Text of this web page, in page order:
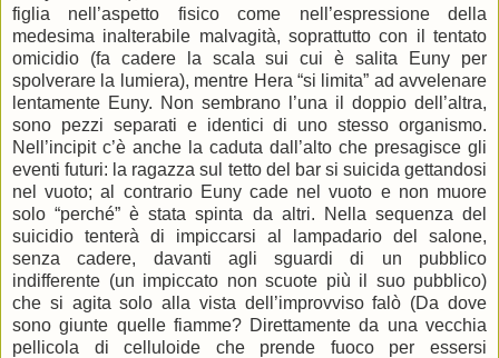
figlia nell’aspetto fisico come nell’espressione della
medesima inalterabile malvagità, soprattutto con il tentato
omicidio (fa cadere la scala sui cui è salita Euny per
spolverare la lumiera), mentre Hera “si limita” ad avvelenare
lentamente Euny. Non sembrano l’una il doppio dell’altra,
sono pezzi separati e identici di uno stesso organismo.
Nell’incipit c’è anche la caduta dall’alto che presagisce gli
eventi futuri: la ragazza sul tetto del bar si suicida gettandosi
nel vuoto; al contrario Euny cade nel vuoto e non muore
solo “perché” è stata spinta da altri. Nella sequenza del
suicidio tenterà di impiccarsi al lampadario del salone,
senza cadere, davanti agli sguardi di un pubblico
indifferente (un impiccato non scuote più il suo pubblico)
che si agita solo alla vista dell’improvviso falò (Da dove
sono giunte quelle fiamme? Direttamente da una vecchia
pellicola di celluloide che prende fuoco per essersi